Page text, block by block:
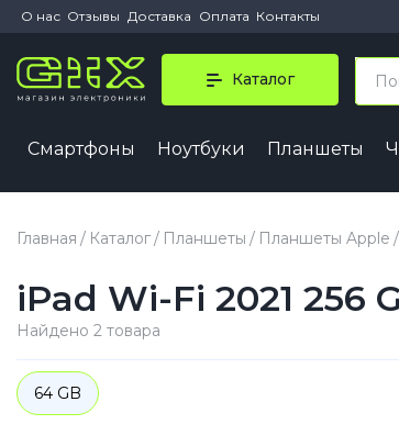
О нас Отзывы Доставка Оплата Контакты
Каталог
Смартфоны Ноутбуки Планшеты
Главная Каталог Планшеты Планшеты Apple
iPad Wi-Fi 2021 256
Найдено 2 товара
64 GB